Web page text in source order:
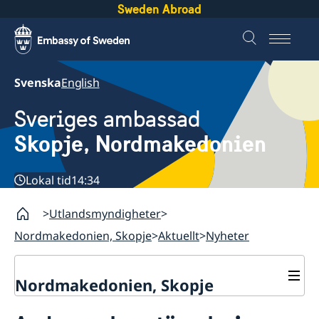
Sweden Abroad
SvenskaEnglish
Sveriges ambassad
Skopje, Nordmakedonien
Lokal tid14:34
Utlandsmyndigheter
Nordmakedonien, Skopje Aktuellt Nyheter
Nordmakedonien, Skopje